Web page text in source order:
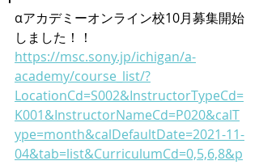
αアカデミーオンライン校10月募集開始
しました！！
https://msc.sony.jp/ichigan/a-
academy/course_list/?
LocationCd=S002&InstructorTypeCd=
K001&InstructorNameCd=P020&calT
ype=month&calDefaultDate=2021-11-
04&tab=list&CurriculumCd=0,5,6,8&p